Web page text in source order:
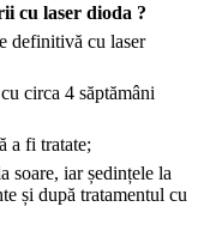
cu laser dioda ?
definitivă cu laser
circa 4 săptămâni
a fi tratate;
soare, iar ședințele la
și după tratamentul cu